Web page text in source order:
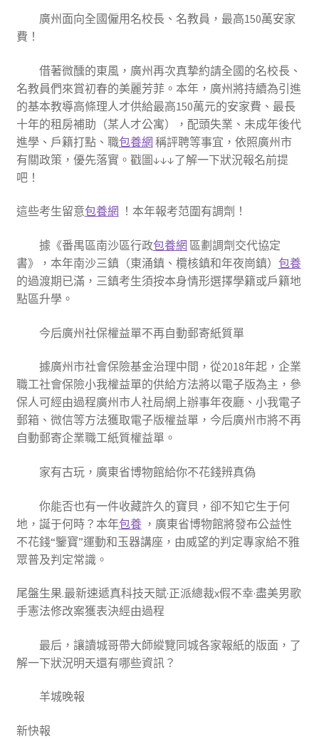
廣州面向全國僱用名校長、名教員，最高150萬安家
費！
借著微醺的東風，廣州再次真摯約請全國的名校長、
名教員們來賞初春的美麗芳菲。本年，廣州將持續為引進
的基本教導高條理人才供給最高150萬元的安家費、最長
十年的租房補助（某人才公寓），配頭失業、未成年後代
進學、戶籍打點、職包養網 稱評聘等事宜，依照廣州市
有關政策，優先落實。戳圖↓↓↓了解一下狀況報名前提
吧！
這些考生留意包養網 ！本年報考范圍有調劑！
據《番禺區南沙區行政包養網 區劃調劑交代協定
書》，本年南沙三鎮（東涌鎮、欖核鎮和年夜崗鎮） 包養
的過渡期已滿，三鎮考生須按本身情形選擇學籍或戶籍地
點區升學。
今后廣州社保權益單不再自動郵寄紙質單
據廣州市社會保險基金治理中間，從2018年起，企業
職工社會保險小我權益單的供給方法將以電子版為主，參
保人可經由過程廣州市人社局網上辦事年夜廳、小我電子
郵箱、微信等方法獲取電子版權益單，今后廣州市將不再
自動郵寄企業職工紙質權益單。
家有古玩，廣東省博物館給你不花錢辨真偽
你能否也有一件收藏許久的寶貝，卻不知它生于何
地，誕于何時？本年包養，廣東省博物館將發布公益性
不花錢“鑒寶”運動和玉器講座，由威望的判定專家給不雅
眾普及判定常識。
尾盤生果.最新速遞真科技天賦·正派總裁x假不幸·盡美男歌
手憲法修改案獲表決經由過程
最后，讓讀城哥帶大師縱覽同城各家報紙的版面，了
解一下狀況明天還有哪些資訊？
羊城晚報
新快報